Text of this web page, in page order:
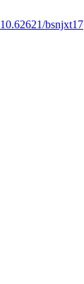
10.62621/bsnjxt17